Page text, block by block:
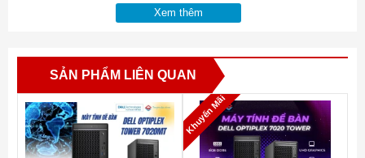
Xem thêm
SẢN PHẨM LIÊN QUAN
Khuyến Mãi